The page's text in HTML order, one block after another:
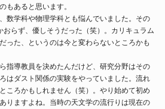
もあると思います。
数学科や物理学科とも悩んでいました。その
らず、優しそうだった（笑）。カリキュラム
った、というのは今と変わらないところかも
指導教員を決めたんだけど、研究分野はその
はダスト関係の実験をやっていました。流れ
ころかもしれません（笑）。やり始めて初め
りますよね。当時の天文学の流行りは現在の